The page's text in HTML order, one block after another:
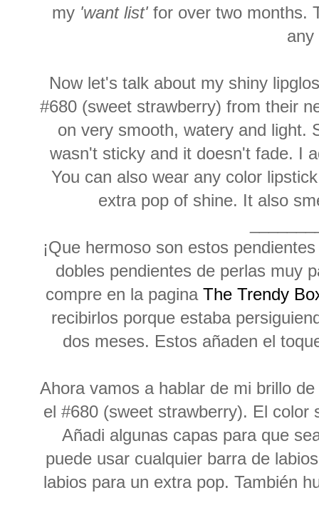
my 'want list' for over two months.
any
Now let's talk about my shiny
#680 (sweet strawberry) from their
on very smooth, watery and light.
wasn't sticky and it doesn't fade. I
You can also wear any color
extra pop of shine. It also
¡Que hermoso son estos
dobles pendientes de perlas muy
compre en la pagina The Trendy
recibirlos porque estaba
dos meses. Estos añaden el
Ahora vamos a hablar de mi brillo
el #680 (sweet strawberry). El color
Añadi algunas capas para que
puede usar cualquier barra de
labios para un extra pop. También